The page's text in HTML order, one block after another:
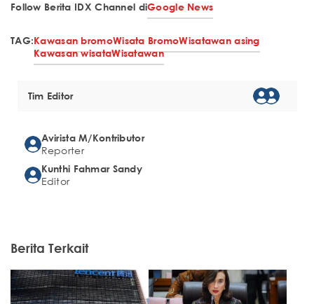
Follow Berita IDX Channel diGoogle News
TAG:Kawasan bromoWisata BromoWisatawan asing
Kawasan wisataWisatawan
Tim Editor
Avirista M/Kontributor
Reporter
Kunthi Fahmar Sandy
Editor
Berita Terkait